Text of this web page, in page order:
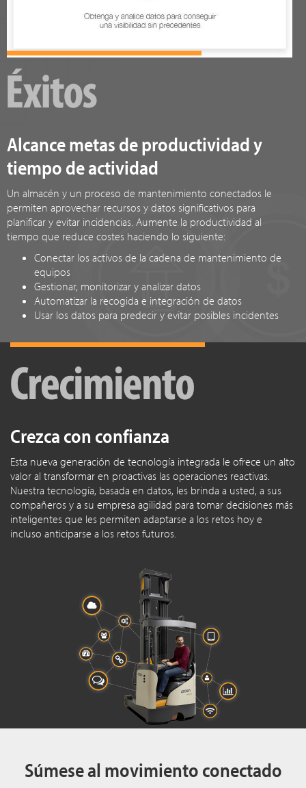
Alcance metas de productividad y
tiempo de actividad
Un almacén y un proceso de mantenimiento conectados le
permiten aprovechar recursos y datos significativos para
planificar y evitar incidencias. Aumente la productividad al
tiempo que reduce costes haciendo lo siguiente:
Conectar los activos de la cadena de mantenimiento de
equipos
Gestionar, monitorizar y analizar datos
Automatizar la recogida e integración de datos
Usar los datos para predecir y evitar posibles incidentes
Crezca con confianza
Esta nueva generación de tecnología integrada le ofrece un alto
valor al transformar en proactivas las operaciones reactivas.
Nuestra tecnología, basada en datos, les brinda a usted, a sus
compañeros y a su empresa agilidad para tomar decisiones más
inteligentes que les permiten adaptarse a los retos hoy e
incluso anticiparse a los retos futuros.
Súmese al movimiento conectado